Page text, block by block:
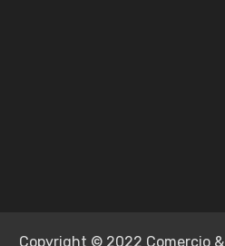
Copyright © 2022 Comercio